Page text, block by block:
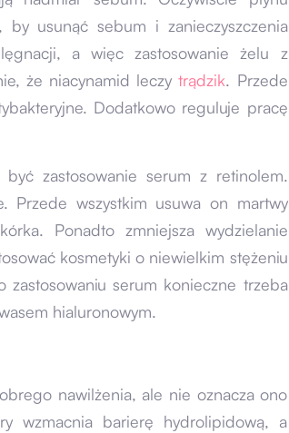
usunąć sebum i zanieczyszczenia
a więc zastosowanie żelu z
że niacynamid leczytrądzik. Przede
Dodatkowo reguluje pracę
zastosowanie serum z retinolem.
Przede wszystkim usuwa on martwy
Ponadto zmniejsza wydzielanie
kosmetyki o niewielkim stężeniu
serum konieczne trzeba
hialuronowym.
nawilżenia, ale nie oznacza ono
wzmacnia barierę hydrolipidową, a